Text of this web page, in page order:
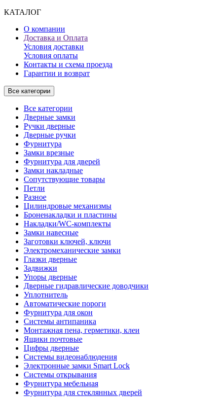
КАТАЛОГ
О компании
Доставка и Оплата
Условия доставки
Условия оплаты
Контакты и схема проезда
Гарантии и возврат
Все категории
Все категории
Дверные замки
Ручки дверные
Дверные ручки
Фурнитура
Замки врезные
Фурнитура для дверей
Замки накладные
Сопутствующие товары
Петли
Разное
Цилиндровые механизмы
Броненакладки и пластины
Накладки/WC-комплекты
Замки навесные
Заготовки ключей, ключи
Электромеханические замки
Глазки дверные
Задвижки
Упоры дверные
Дверные гидравлические доводчики
Уплотнитель
Автоматические пороги
Фурнитура для окон
Системы антипаника
Монтажная пена, герметики, клеи
Ящики почтовые
Цифры дверные
Системы видеонаблюдения
Электронные замки Smart Lock
Системы открывания
Фурнитура мебельная
Фурнитура для стеклянных дверей